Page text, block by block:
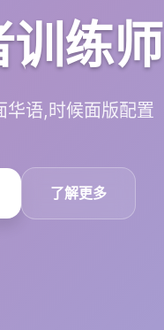
训练师
华语,时候面版配置
了解更多